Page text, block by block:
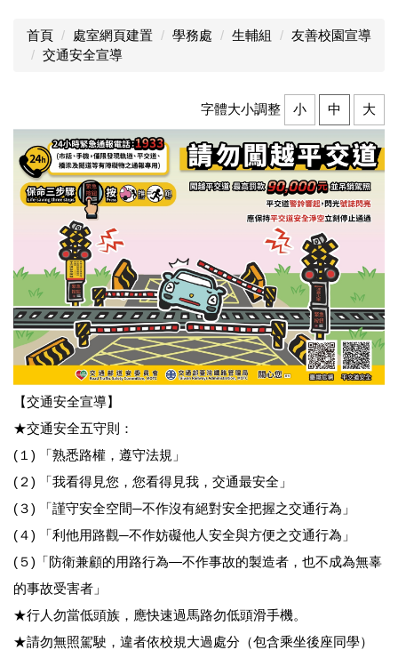
首頁 處室網頁建置 學務處 生輔組
友善校園宣導
交通安全宣導
字體大小調整 小 中 大
【交通安全宣導】
★交通安全五守則：
(１) 「熟悉路權，遵守法規」
(２) 「我看得見您，您看得見我，交通最安全」
(３) 「謹守安全空間─不作沒有絕對安全把握之交通行為」
(４) 「利他用路觀─不作妨礙他人安全與方便之交通行為」
(５)「防衛兼顧的用路行為—不作事故的製造者，也不成為無辜
的事故受害者」
★行人勿當低頭族，應快速過馬路勿低頭滑手機。
★請勿無照駕駛，違者依校規大過處分（包含乘坐後座同學）